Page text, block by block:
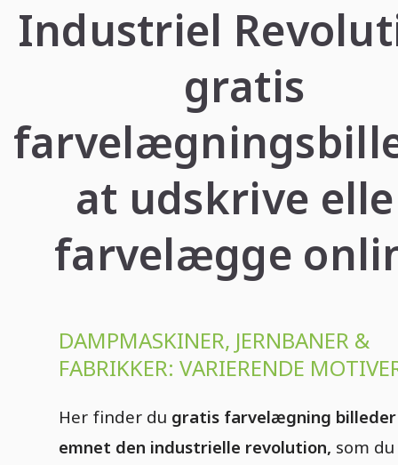
Industriel
gratis
at udskrive
farvelægge
DAMPMASKINER, JERNBANER &
FABRIKKER: VARIERENDE
Her finder du gratis farvelægning
emnet den industrielle revolution, som